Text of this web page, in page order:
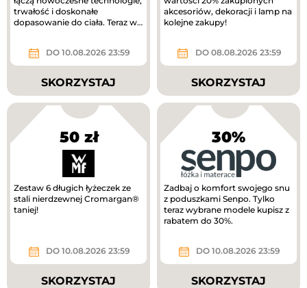
trwałość i doskonałe
dopasowanie do ciała. Teraz w
DO 10.08.2026 23:59
SKORZYSTAJ
akcesoriów, dekoracji i lamp na
kolejne zakupy!
DO 08.08.2026 23:59
SKORZYSTAJ
50 zł
Zestaw 6 długich łyżeczek ze
stali nierdzewnej Cromargan®
taniej!
DO 10.08.2026 23:59
SKORZYSTAJ
30%
Zadbaj o komfort swojego snu
z poduszkami Senpo. Tylko
teraz wybrane modele kupisz z
rabatem do 30%.
DO 10.08.2026 23:59
SKORZYSTAJ